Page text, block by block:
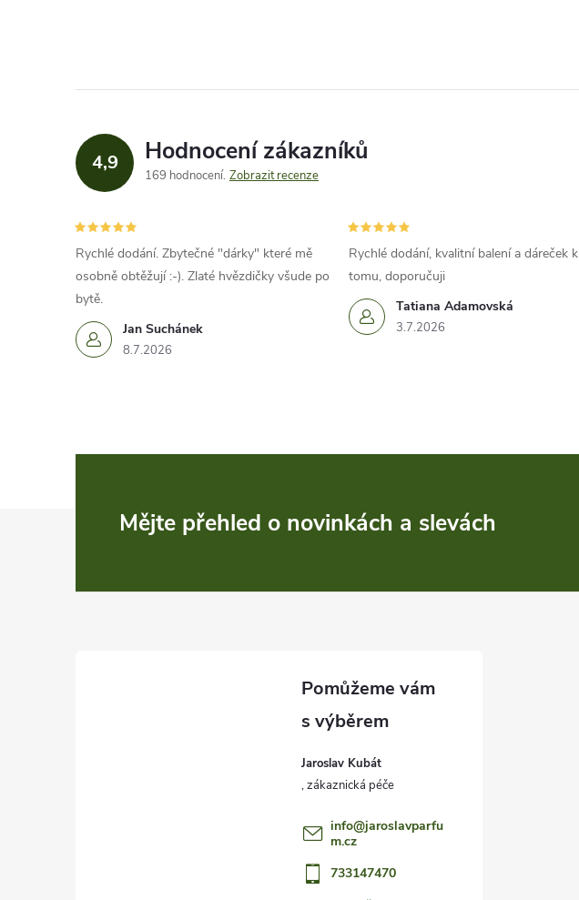
4,9 Hodnocení zákazníků
169 hodnocení Zobrazit recenze
Jan Suchánek
8.7.2026
Rychlé dodání. Zbytečné "dárky" které mě
osobně obtěžují :-). Zlaté hvězdičky všude po
bytě.
Tatiana Adamovská
3.7.2026
Rychlé dodání, kvalitní balení a dáreček k
tomu, doporučuji
Mějte přehled o novinkách a slevách
Jaroslav Kubát
info@jaroslavparfu
m.cz
733147470